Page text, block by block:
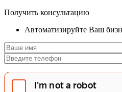
Получить консультацию
Автоматизируйте Ваш